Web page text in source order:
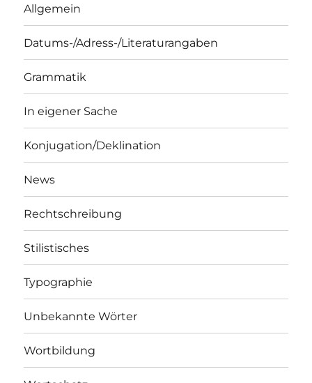
Allgemein
Datums-/Adress-/Literaturangaben
Grammatik
In eigener Sache
Konjugation/Deklination
News
Rechtschreibung
Stilistisches
Typographie
Unbekannte Wörter
Wortbildung